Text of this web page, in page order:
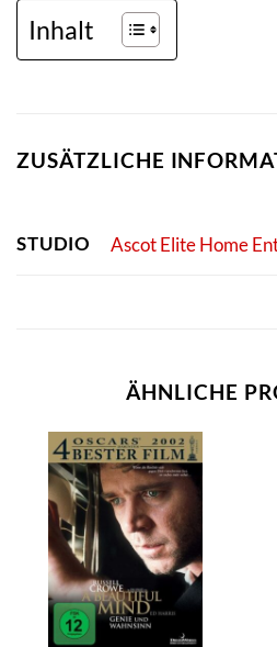
Inhalt
ZUSÄTZLICHE
STUDIO Ascot Elite Home
ÄHNLICHE